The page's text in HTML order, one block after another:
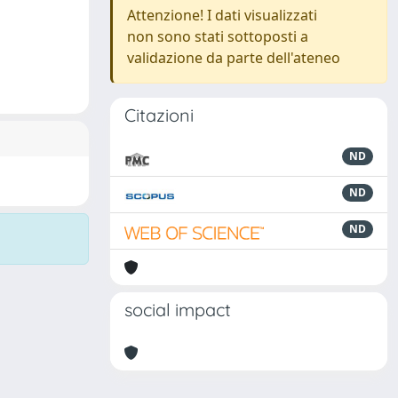
Attenzione! I dati visualizzati
non sono stati sottoposti a
validazione da parte dell'ateneo
Citazioni
ND
ND
ND
social impact